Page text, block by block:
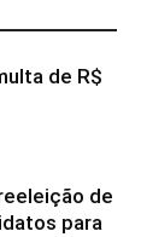
de R$
de
para